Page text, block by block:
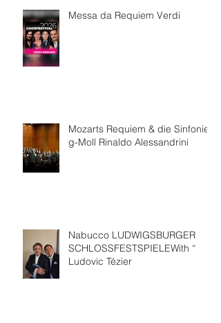
Messa da Requiem Verdi
Mozarts Requiem & die Sinfonie
g-Moll Rinaldo Alessandrini
Nabucco LUDWIGSBURGER
SCHLOSSFESTSPIELEWith “
Ludovic Tézier